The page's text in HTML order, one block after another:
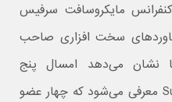
کنفرانس مایکروسافت سرفیس
سخت افزاری صاحب
نشان می‌دهد امسال پنج
محصول جدید از خانواده Surface معرفی می‌شود که چهار عضو